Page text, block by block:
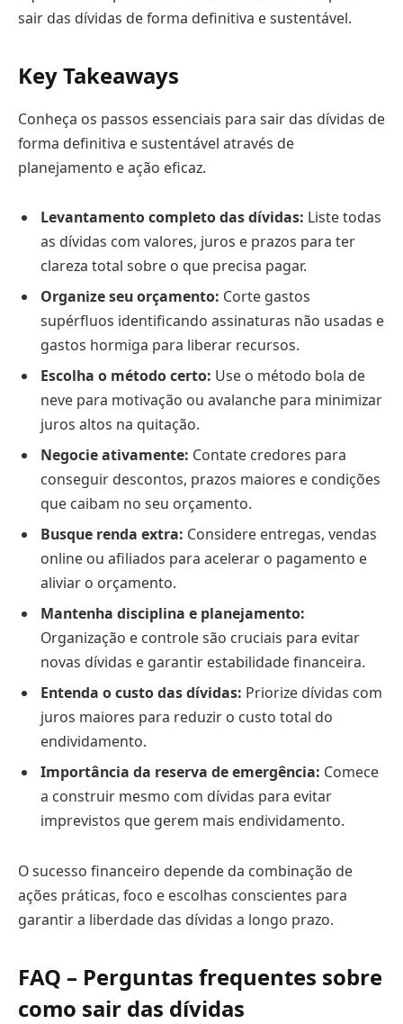
sair das dívidas de forma definitiva e sustentável.
Key Takeaways
Conheça os passos essenciais para sair das dívidas de
forma definitiva e sustentável através de
planejamento e ação eficaz.
Levantamento completo das dívidas: Liste todas
as dívidas com valores, juros e prazos para ter
clareza total sobre o que precisa pagar.
Organize seu orçamento: Corte gastos
supérfluos identificando assinaturas não usadas e
gastos hormiga para liberar recursos.
Escolha o método certo: Use o método bola de
neve para motivação ou avalanche para minimizar
juros altos na quitação.
Negocie ativamente: Contate credores para
conseguir descontos, prazos maiores e condições
que caibam no seu orçamento.
Busque renda extra: Considere entregas, vendas
online ou afiliados para acelerar o pagamento e
aliviar o orçamento.
Mantenha disciplina e planejamento:
Organização e controle são cruciais para evitar
novas dívidas e garantir estabilidade financeira.
Entenda o custo das dívidas: Priorize dívidas com
juros maiores para reduzir o custo total do
endividamento.
Importância da reserva de emergência: Comece
a construir mesmo com dívidas para evitar
imprevistos que gerem mais endividamento.
O sucesso financeiro depende da combinação de
ações práticas, foco e escolhas conscientes para
garantir a liberdade das dívidas a longo prazo.
FAQ – Perguntas frequentes sobre
como sair das dívidas